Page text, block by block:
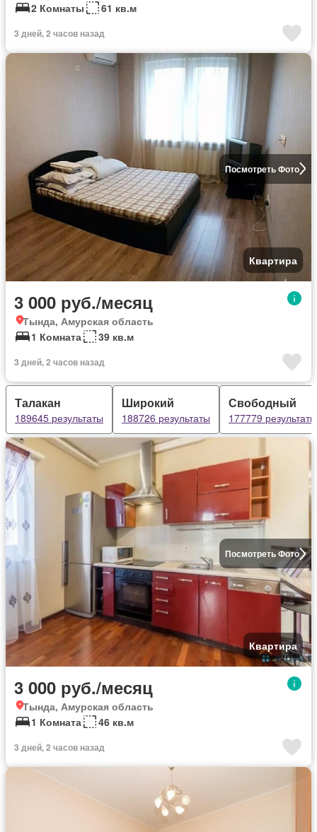
2 Комнаты
61 кв.м
3 дней, 2 часов назад
Посмотреть Фото
Квартира
3 000 руб./месяц
Тында, Амурская область
1 Комната
39 кв.м
3 дней, 2 часов назад
Талакан
189645 результаты
Широкий
188726 результаты
Свободный
177779 результаты
Посмотреть Фото
Квартира
3 000 руб./месяц
Тында, Амурская область
1 Комната
46 кв.м
3 дней, 2 часов назад